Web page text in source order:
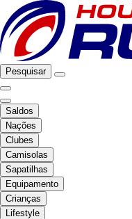
Pesquisar
Saldos
Nações
Clubes
Camisolas
Sapatilhas
Equipamento
Crianças
Lifestyle